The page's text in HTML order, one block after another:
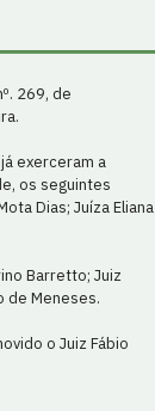
269, de
exerceram a
os seguintes
Dias; Juíza Eliana
Barretto; Juiz
de Meneses.
o Juiz Fábio